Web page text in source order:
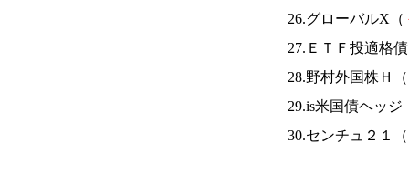
26.グローバルX（
27.ＥＴＦ投適格
28.野村外国株Ｈ（
29.is米国債ヘッジ
30.センチュ２１（